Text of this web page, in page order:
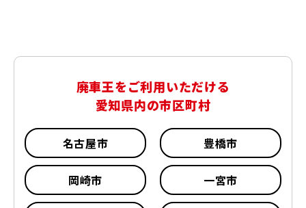
廃車王をご利用いただける
愛知県内の市区町村
名古屋市 豊橋市
岡崎市 一宮市